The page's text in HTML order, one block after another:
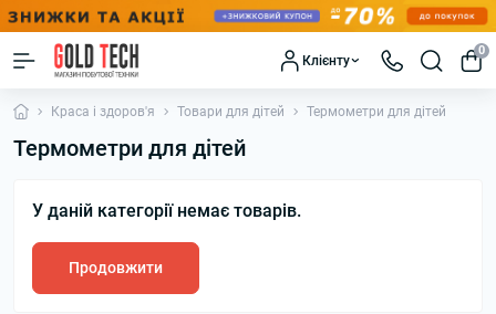
Клієнту
0
Краса і здоров'я Товари для дітей Термометри для дітей
Термометри для дітей
У даній категорії немає товарів.
Продовжити